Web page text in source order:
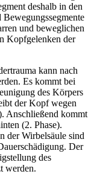
deshalb in den
und beweglichen
Kopfgelenken der
kann nach
Es kommt bei
des Körpers
der Kopf wegen
Anschließend kommt
(2. Phase).
der Wirbelsäule sind
Der
des
werden.